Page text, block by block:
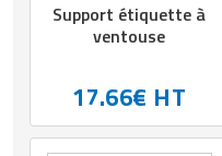
Support étiquette à
ventouse
17.66€ HT